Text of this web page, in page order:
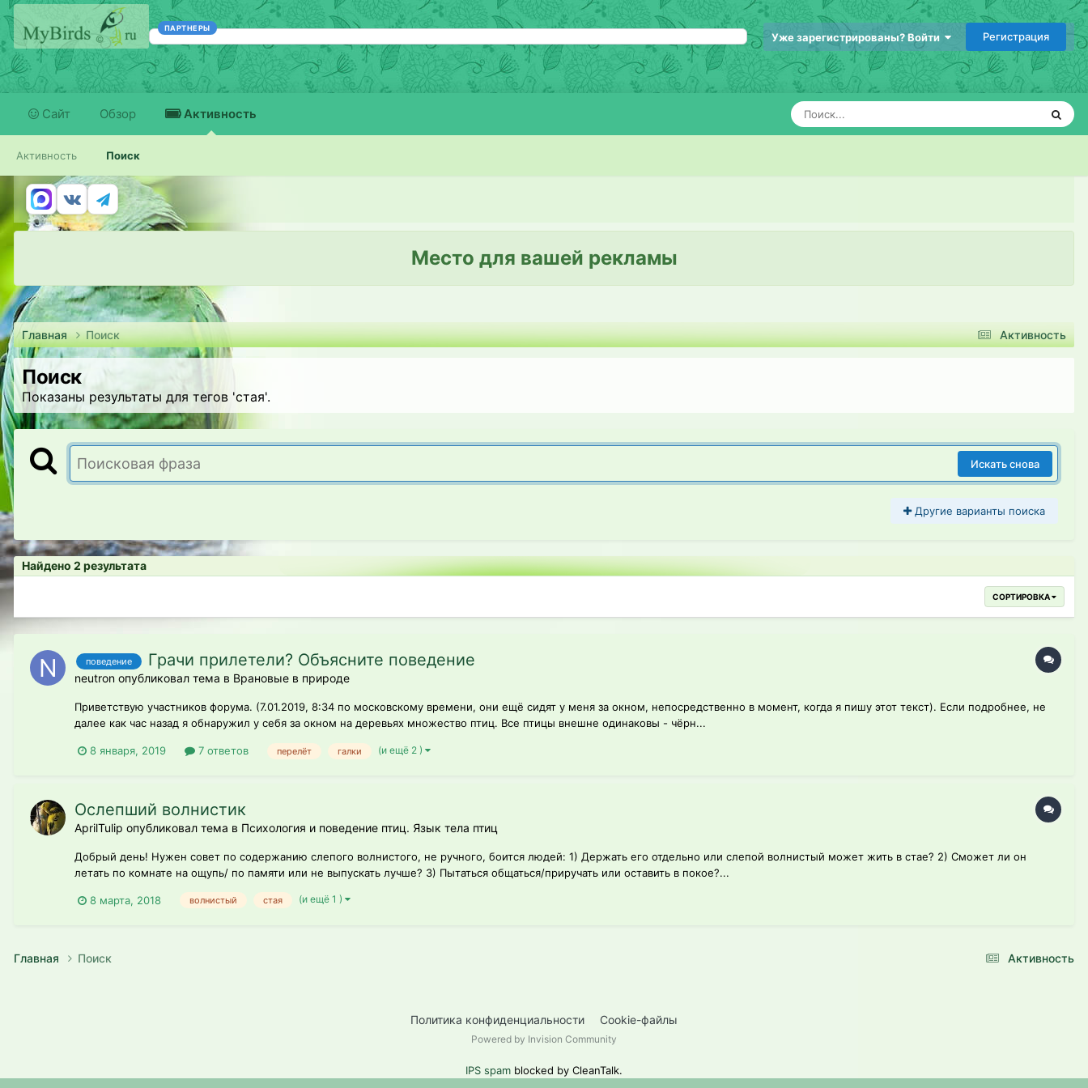
ПАРТНЕРЫ
Уже зарегистрированы? Войти Регистрация
Сайт Обзор Активность
Активность Поиск
Место для вашей рекламы
Активность
Главная Поиск
Поиск
Показаны результаты для тегов 'стая'.
Искать снова
Другие варианты поиска
Найдено 2 результата
СОРТИРОВКА
поведение Грачи прилетели? Объясните поведение
neutron опубликовал тема в Врановые в природе
Приветствую участников форума. (7.01.2019, 8:34 по московскому времени, они ещё сидят у меня за окном, непосредственно в момент, когда я пишу этот текст). Если подробнее, не
далее как час назад я обнаружил у себя за окном на деревьях множество птиц. Все птицы внешне одинаковы - чёрн...
8 января, 2019 7 ответов перелёт галки (и ещё 2 )
Ослепший волнистик
AprilTulip опубликовал тема в Психология и поведение птиц. Язык тела птиц
Добрый день! Нужен совет по содержанию слепого волнистого, не ручного, боится людей: 1) Держать его отдельно или слепой волнистый может жить в стае? 2) Сможет ли он
летать по комнате на ощупь/ по памяти или не выпускать лучше? 3) Пытаться общаться/приручать или оставить в покое?...
8 марта, 2018 волнистый стая (и ещё 1 )
Активность
Главная Поиск
Политика конфиденциальности Cookie-файлы
Powered by Invision Community
IPS spam blocked by CleanTalk.